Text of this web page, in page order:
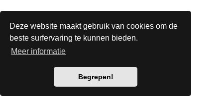
Deze website maakt gebruik van cookies om de
beste surfervaring te kunnen bieden.
Meer informatie
Begrepen!